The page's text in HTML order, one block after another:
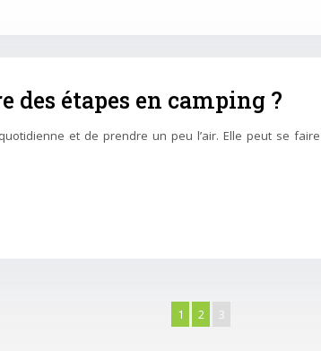
des étapes en camping ?
et de prendre un peu l’air. Elle peut se
1 2 3